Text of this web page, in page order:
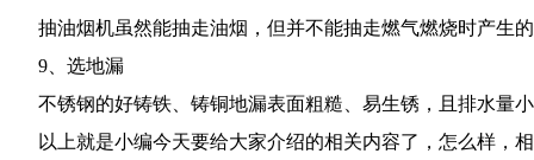
抽油烟机虽然能抽走油烟，但并不能抽走燃气燃烧时产生
9、选地漏
不锈钢的好铸铁、铸铜地漏表面粗糙、易生锈，且排水量小
以上就是小编今天要给大家介绍的相关内容了，怎么样，